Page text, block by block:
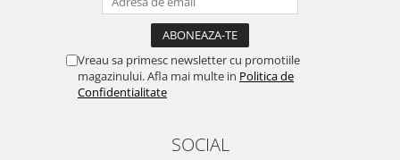
Vreau sa primesc newsletter cu promotiile
magazinului. Afla mai multe in Politica de
Confidentialitate
SOCIAL